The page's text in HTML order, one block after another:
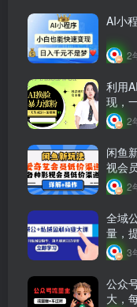
AI小
2
利用
现，
2
闲鱼
视会
2
全域
量，
3
公众
大，